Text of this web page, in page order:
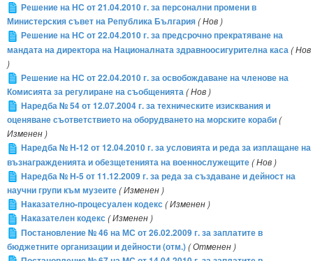
Решение на НС от 21.04.2010 г. за персонални промени в
Министерския съвет на Република България( Нов )
Решение на НС от 22.04.2010 г. за предсрочно прекратяване на
мандата на директора на Националната здравноосигурителна каса( Нов
)
Решение на НС от 22.04.2010 г. за освобождаване на членове на
Комисията за регулиране на съобщенията( Нов )
Наредба № 54 от 12.07.2004 г. за техническите изисквания и
оценяване съответствието на оборудването на морските кораби(
Изменен )
Наредба № Н-12 от 12.04.2010 г. за условията и реда за изплащане на
възнагражденията и обезщетенията на военнослужещите( Нов )
Наредба № Н-5 от 11.12.2009 г. за реда за създаване и дейност на
научни групи към музеите( Изменен )
Наказателно-процесуален кодекс( Изменен )
Наказателен кодекс( Изменен )
Постановление № 46 на МС от 26.02.2009 г. за заплатите в
бюджетните организации и дейности (отм.)( Отменен )